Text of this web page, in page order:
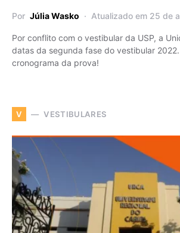
Por Júlia Wasko Atualizado em 25 de
Por conflito com o vestibular da USP, a
datas da segunda fase do vestibular
cronograma da prova!
V VESTIBULARES